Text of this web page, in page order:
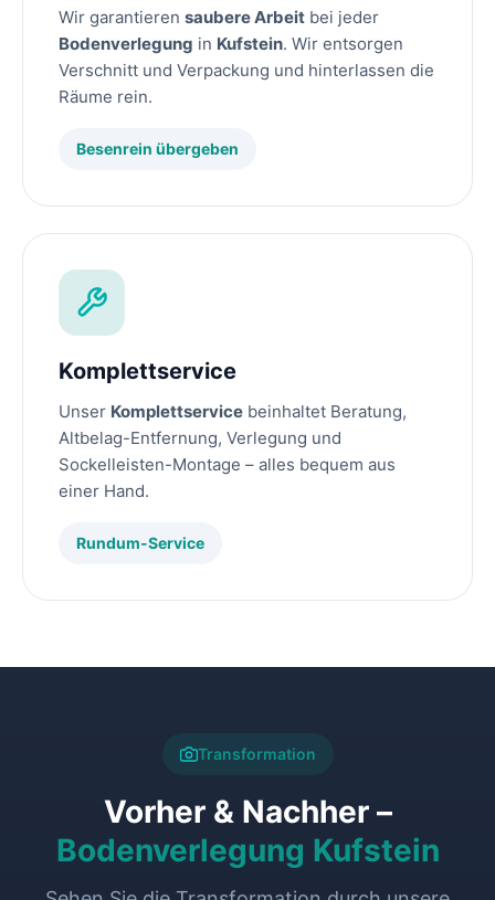
Wir garantieren saubere Arbeit bei jeder
Bodenverlegung in Kufstein. Wir entsorgen
Verschnitt und Verpackung und hinterlassen die
Räume rein.
Besenrein übergeben
Komplettservice
Unser Komplettservice beinhaltet Beratung,
Altbelag-Entfernung, Verlegung und
Sockelleisten-Montage – alles bequem aus
einer Hand.
Rundum-Service
Transformation
Vorher & Nachher –
Bodenverlegung Kufstein